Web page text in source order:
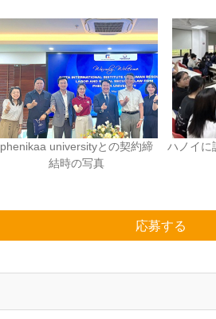
phenikaa universityとの契約締
結時の写真
ハノイに
応募する